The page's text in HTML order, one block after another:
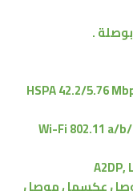
.
HSPA 42.2/5.76
Wi-Fi 802.11 a/
،موصل